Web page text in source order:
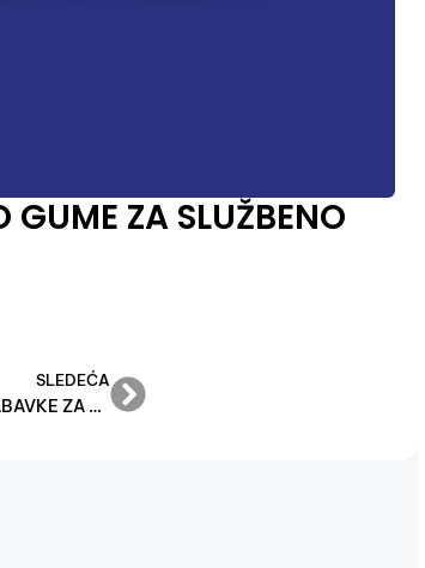
ZA SLUŽBENO
SLEDEĆA
ODLUKA O IZMJENI PLANA NABAVKE ZA 2025. GODINU